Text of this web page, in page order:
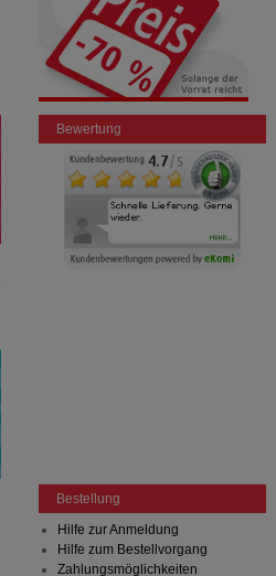
Bewertung
Bestellung
Hilfe zur Anmeldung
Hilfe zum Bestellvorgang
Zahlungsmöglichkeiten